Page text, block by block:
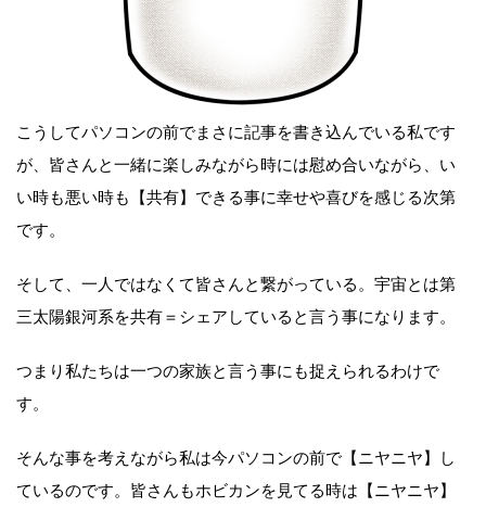
こうしてパソコンの前でまさに記事を書き込んでいる私です
が、皆さんと一緒に楽しみながら時には慰め合いながら、い
い時も悪い時も【共有】できる事に幸せや喜びを感じる次第
です。
そして、一人ではなくて皆さんと繋がっている。宇宙とは第
三太陽銀河系を共有＝シェアしていると言う事になります。
つまり私たちは一つの家族と言う事にも捉えられるわけで
す。
そんな事を考えながら私は今パソコンの前で【ニヤニヤ】し
ているのです。皆さんもホビカンを見てる時は【ニヤニヤ】